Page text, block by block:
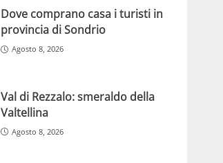
Dove comprano casa i turisti in
provincia di Sondrio
Agosto 8, 2026
Val di Rezzalo: smeraldo della
Valtellina
Agosto 8, 2026